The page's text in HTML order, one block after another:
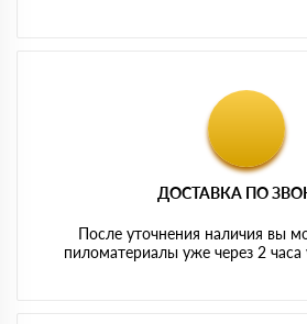
ДОСТАВКА ПО
После уточнения наличия вы
пиломатериалы уже через 2 часа